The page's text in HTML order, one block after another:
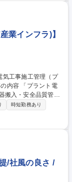
率的に進むように段
材置き場及び、工
業インフラ)】
搬入・安全品質管
務です。 ■工事内
154/110/6
ラントの生産設備
る各種工事 ■取扱物
（浄水場・下水処理
大手製造業（石
ン・大手鉄道会社 ★
種 E-4
年休126日/富士電
時短勤務あり
/社風の良さ /